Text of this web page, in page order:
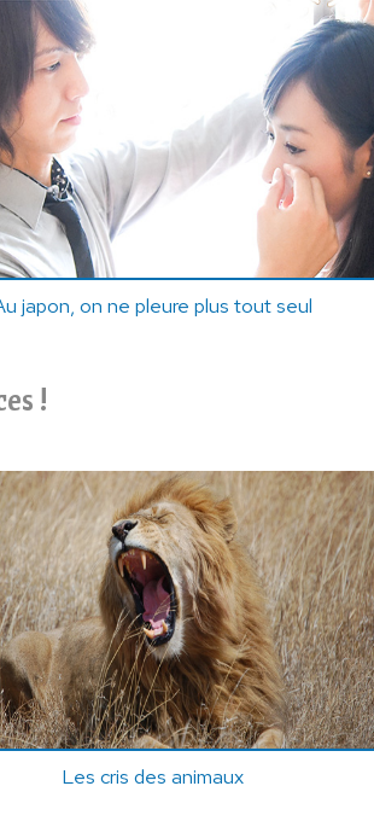
japon, on ne pleure plus tout seul
!
Les cris des animaux